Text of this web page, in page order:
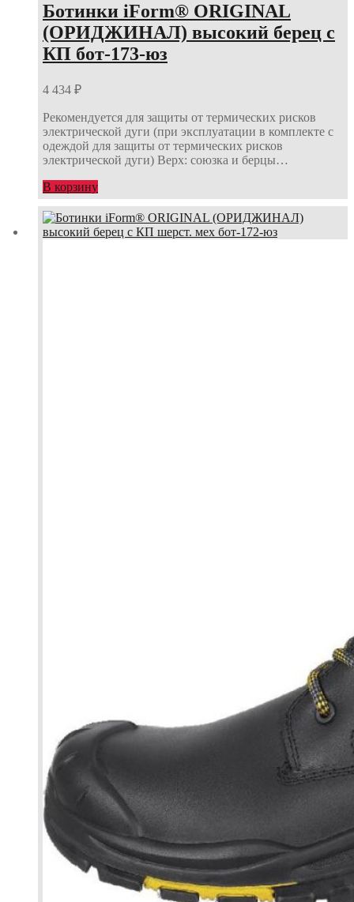
Ботинки iForm® ORIGINAL
(ОРИДЖИНАЛ) высокий берец с
КП бот-173-юз
4 434 ₽
Рекомендуется для защиты от термических рисков
электрической дуги (при эксплуатации в комплекте с
одеждой для защиты от термических рисков
электрической дуги) Верх: союзка и берцы…
В корзину